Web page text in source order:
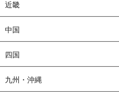
近畿
中国
四国
九州・沖縄